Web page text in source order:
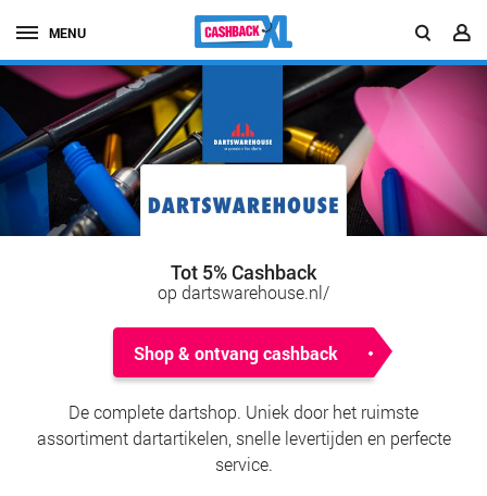
MENU
Tot 5% Cashback
op dartswarehouse.nl/
Shop & ontvang cashback
De complete dartshop. Uniek door het ruimste
assortiment dartartikelen, snelle levertijden en perfecte
service.